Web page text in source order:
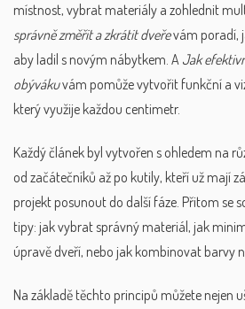
místnost, vybrat materiály a zohlednit
správně změřit a zkrátit dveřevám poradí,
aby ladil s novým nábytkem. A Jak
obývákuvám pomůže vytvořit funkční a
který využije každou centimetr.
Každý článek byl vytvořen s ohledem na
od začátečníků až po kutily, kteří už mají
projekt posunout do další fáze. Přitom se
tipy: jak vybrat správný materiál, jak
úpravě dveří, nebo jak kombinovat barvy
Na základě těchto principů můžete nejen